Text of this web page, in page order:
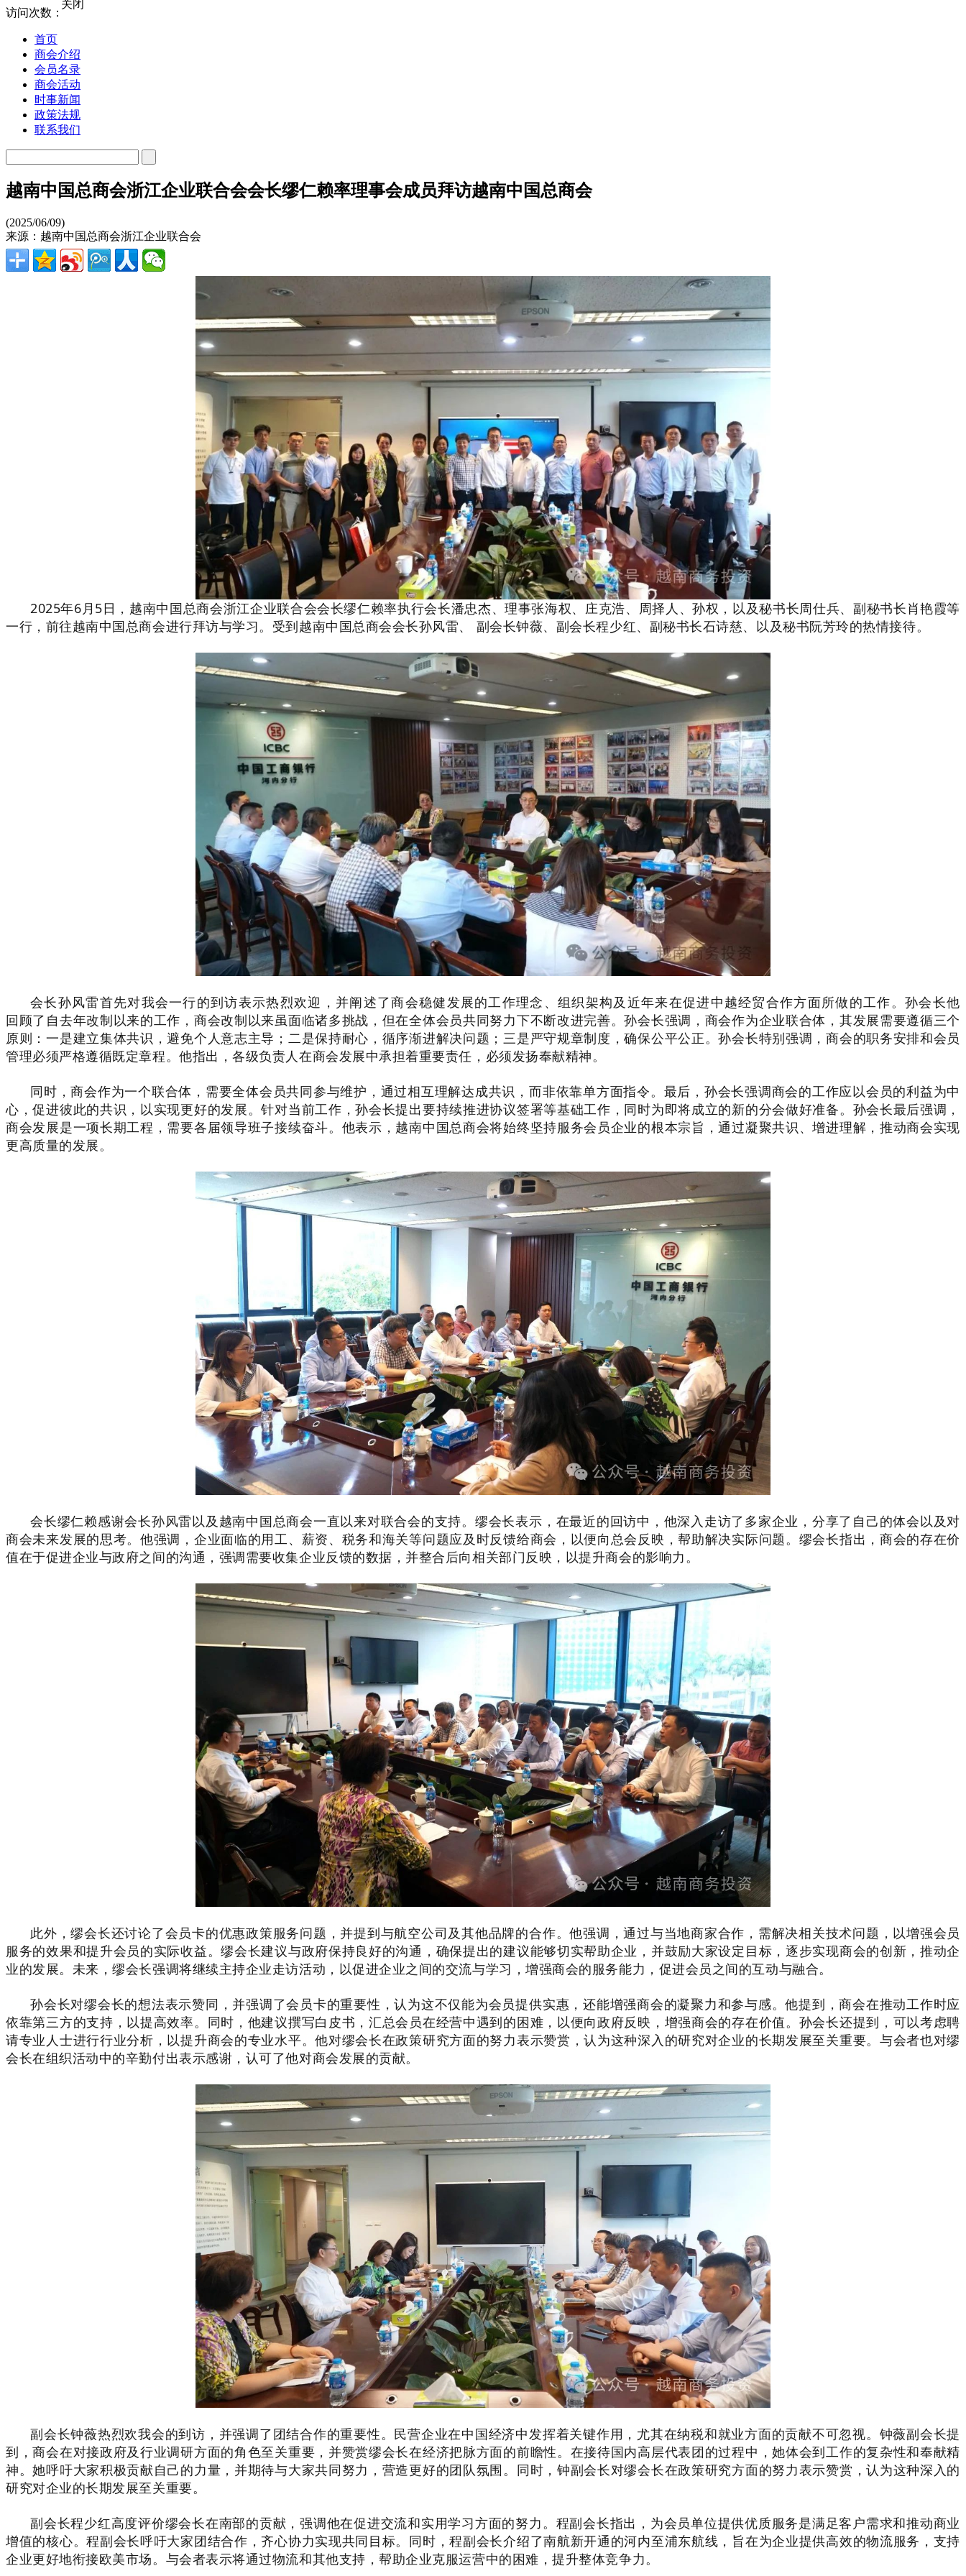
访问次数：
首页
商会介绍
会员名录
商会活动
时事新闻
政策法规
联系我们
越南中国总商会浙江企业联合会会长缪仁赖率理事会成员拜访越南中国总商会
(2025/06/09)
来源：越南中国总商会浙江企业联合会
2025年6月5日，越南中国总商会浙江企业联合会会长缪仁赖率执行会长潘忠杰、理事张海权、庄克浩、周择人、孙权，以及秘书长周仕兵、副秘书长肖艳霞等
一行，前往越南中国总商会进行拜访与学习。受到越南中国总商会会长孙风雷、 副会长钟薇、副会长程少红、副秘书长石诗慈、以及秘书阮芳玲的热情接待。
会长孙风雷首先对我会一行的到访表示热烈欢迎，并阐述了商会稳健发展的工作理念、组织架构及近年来在促进中越经贸合作方面所做的工作。孙会长他
回顾了自去年改制以来的工作，商会改制以来虽面临诸多挑战，但在全体会员共同努力下不断改进完善。孙会长强调，商会作为企业联合体，其发展需要遵循三个
原则：一是建立集体共识，避免个人意志主导；二是保持耐心，循序渐进解决问题；三是严守规章制度，确保公平公正。孙会长特别强调，商会的职务安排和会员
管理必须严格遵循既定章程。他指出，各级负责人在商会发展中承担着重要责任，必须发扬奉献精神。
同时，商会作为一个联合体，需要全体会员共同参与维护，通过相互理解达成共识，而非依靠单方面指令。最后，孙会长强调商会的工作应以会员的利益为中
心，促进彼此的共识，以实现更好的发展。针对当前工作，孙会长提出要持续推进协议签署等基础工作，同时为即将成立的新的分会做好准备。孙会长最后强调，
商会发展是一项长期工程，需要各届领导班子接续奋斗。他表示，越南中国总商会将始终坚持服务会员企业的根本宗旨，通过凝聚共识、增进理解，推动商会实现
更高质量的发展。
会长缪仁赖感谢会长孙风雷以及越南中国总商会一直以来对联合会的支持。缪会长表示，在最近的回访中，他深入走访了多家企业，分享了自己的体会以及对
商会未来发展的思考。他强调，企业面临的用工、薪资、税务和海关等问题应及时反馈给商会，以便向总会反映，帮助解决实际问题。缪会长指出，商会的存在价
值在于促进企业与政府之间的沟通，强调需要收集企业反馈的数据，并整合后向相关部门反映，以提升商会的影响力。
此外，缪会长还讨论了会员卡的优惠政策服务问题，并提到与航空公司及其他品牌的合作。他强调，通过与当地商家合作，需解决相关技术问题，以增强会员
服务的效果和提升会员的实际收益。缪会长建议与政府保持良好的沟通，确保提出的建议能够切实帮助企业，并鼓励大家设定目标，逐步实现商会的创新，推动企
业的发展。未来，缪会长强调将继续主持企业走访活动，以促进企业之间的交流与学习，增强商会的服务能力，促进会员之间的互动与融合。
孙会长对缪会长的想法表示赞同，并强调了会员卡的重要性，认为这不仅能为会员提供实惠，还能增强商会的凝聚力和参与感。他提到，商会在推动工作时应
依靠第三方的支持，以提高效率。同时，他建议撰写白皮书，汇总会员在经营中遇到的困难，以便向政府反映，增强商会的存在价值。孙会长还提到，可以考虑聘
请专业人士进行行业分析，以提升商会的专业水平。他对缪会长在政策研究方面的努力表示赞赏，认为这种深入的研究对企业的长期发展至关重要。与会者也对缪
会长在组织活动中的辛勤付出表示感谢，认可了他对商会发展的贡献。
副会长钟薇热烈欢我会的到访，并强调了团结合作的重要性。民营企业在中国经济中发挥着关键作用，尤其在纳税和就业方面的贡献不可忽视。钟薇副会长提
到，商会在对接政府及行业调研方面的角色至关重要，并赞赏缪会长在经济把脉方面的前瞻性。在接待国内高层代表团的过程中，她体会到工作的复杂性和奉献精
神。她呼吁大家积极贡献自己的力量，并期待与大家共同努力，营造更好的团队氛围。同时，钟副会长对缪会长在政策研究方面的努力表示赞赏，认为这种深入的
研究对企业的长期发展至关重要。
副会长程少红高度评价缪会长在南部的贡献，强调他在促进交流和实用学习方面的努力。程副会长指出，为会员单位提供优质服务是满足客户需求和推动商业
增值的核心。程副会长呼吁大家团结合作，齐心协力实现共同目标。同时，程副会长介绍了南航新开通的河内至浦东航线，旨在为企业提供高效的物流服务，支持
企业更好地衔接欧美市场。与会者表示将通过物流和其他支持，帮助企业克服运营中的困难，提升整体竞争力。
关闭